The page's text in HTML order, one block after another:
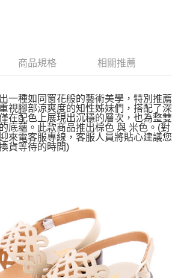
商品規格 相關推薦
一種如同窗花般的藝術美學，特別推薦
視腳部涼爽度的知性姊妹們，搭配了深
在配色上展現出沉穩的層次，也為整雙
底蘊。此款商品推出棕色 與 米色。(對
來電客服專線，客服人員將貼心建議您
貨等待的時間)